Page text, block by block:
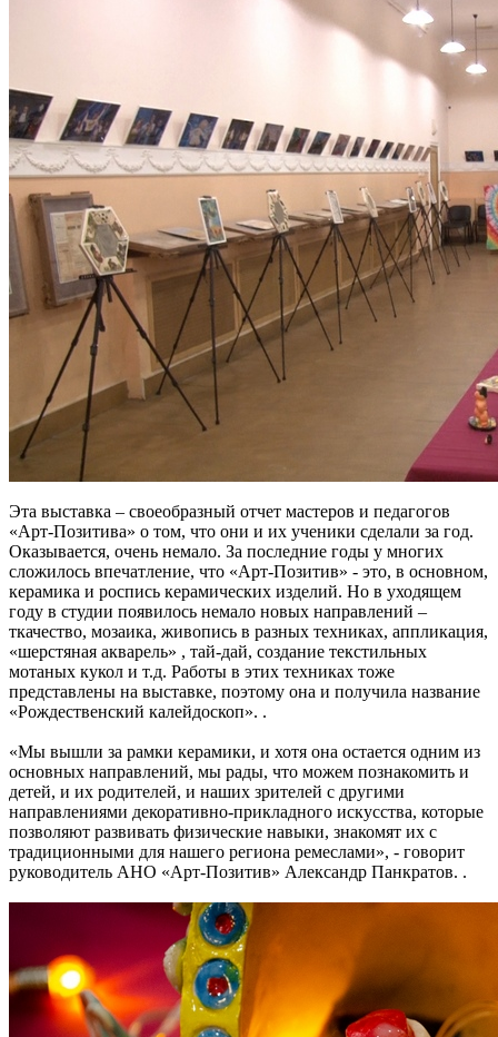
Эта выставка – своеобразный отчет мастеров и педагогов
«Арт-Позитива» о том, что они и их ученики сделали за год.
Оказывается, очень немало. За последние годы у многих
сложилось впечатление, что «Арт-Позитив» - это, в основном,
керамика и роспись керамических изделий. Но в уходящем
году в студии появилось немало новых направлений –
ткачество, мозаика, живопись в разных техниках, аппликация,
«шерстяная акварель» , тай-дай, создание текстильных
мотаных кукол и т.д. Работы в этих техниках тоже
представлены на выставке, поэтому она и получила название
«Рождественский калейдоскоп». .
«Мы вышли за рамки керамики, и хотя она остается одним из
основных направлений, мы рады, что можем познакомить и
детей, и их родителей, и наших зрителей с другими
направлениями декоративно-прикладного искусства, которые
позволяют развивать физические навыки, знакомят их с
традиционными для нашего региона ремеслами», - говорит
руководитель АНО «Арт-Позитив» Александр Панкратов. .